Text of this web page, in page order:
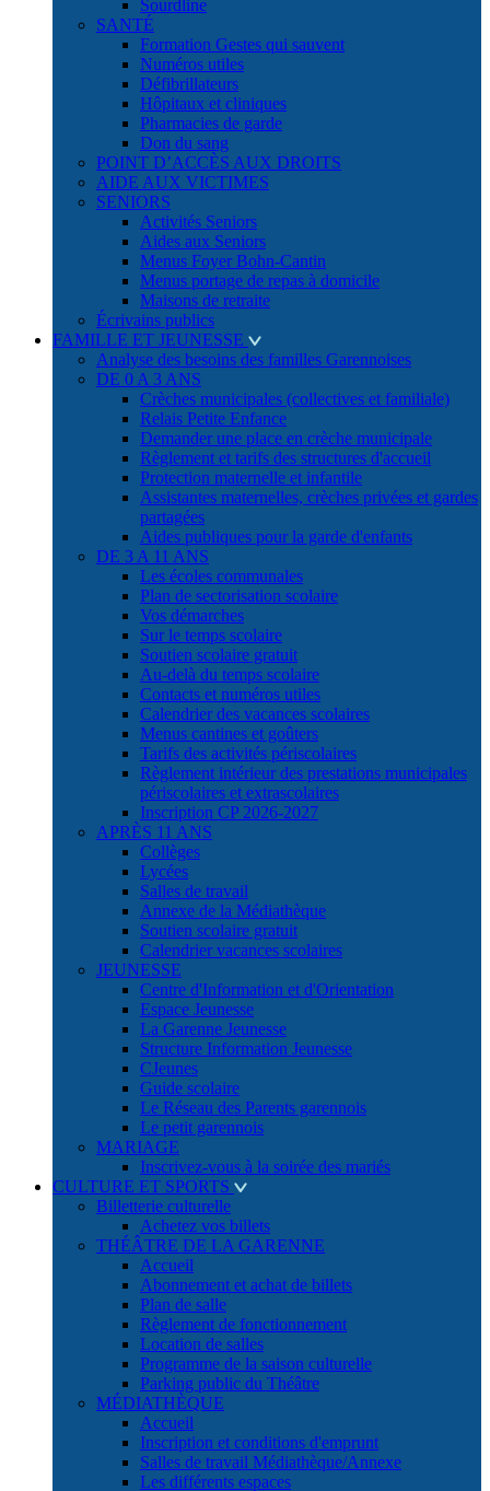
Sourdline
SANTÉ
Formation Gestes qui sauvent
Numéros utiles
Défibrillateurs
Hôpitaux et cliniques
Pharmacies de garde
Don du sang
POINT D’ACCÈS AUX DROITS
AIDE AUX VICTIMES
SENIORS
Activités Seniors
Aides aux Seniors
Menus Foyer Bohn-Cantin
Menus portage de repas à domicile
Maisons de retraite
Écrivains publics
FAMILLE ET JEUNESSE
Analyse des besoins des familles Garennoises
DE 0 A 3 ANS
Crèches municipales (collectives et familiale)
Relais Petite Enfance
Demander une place en crèche municipale
Règlement et tarifs des structures d'accueil
Protection maternelle et infantile
Assistantes maternelles, crèches privées et gardes
partagées
Aides publiques pour la garde d'enfants
DE 3 A 11 ANS
Les écoles communales
Plan de sectorisation scolaire
Vos démarches
Sur le temps scolaire
Soutien scolaire gratuit
Au-delà du temps scolaire
Contacts et numéros utiles
Calendrier des vacances scolaires
Menus cantines et goûters
Tarifs des activités périscolaires
Règlement intérieur des prestations municipales
périscolaires et extrascolaires
Inscription CP 2026-2027
APRÈS 11 ANS
Collèges
Lycées
Salles de travail
Annexe de la Médiathèque
Soutien scolaire gratuit
Calendrier vacances scolaires
JEUNESSE
Centre d'Information et d'Orientation
Espace Jeunesse
La Garenne Jeunesse
Structure Information Jeunesse
CJeunes
Guide scolaire
Le Réseau des Parents garennois
Le petit garennois
MARIAGE
Inscrivez-vous à la soirée des mariés
CULTURE ET SPORTS
Billetterie culturelle
Achetez vos billets
THÉÂTRE DE LA GARENNE
Accueil
Abonnement et achat de billets
Plan de salle
Règlement de fonctionnement
Location de salles
Programme de la saison culturelle
Parking public du Théâtre
MÉDIATHÈQUE
Accueil
Inscription et conditions d'emprunt
Salles de travail Médiathèque/Annexe
Les différents espaces